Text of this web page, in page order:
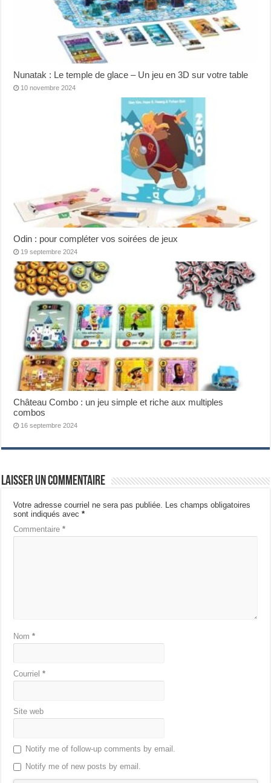
Nunatak : Le temple de glace – Un jeu en 3D sur votre table
10 novembre 2024
Odin : pour compléter vos soirées de jeux
19 septembre 2024
Château Combo : un jeu simple et riche aux multiples
combos
16 septembre 2024
Laisser un commentaire
Votre adresse courriel ne sera pas publiée. Les champs obligatoires
sont indiqués avec*
Commentaire*
Nom*
Courriel*
Site web
Notify me of follow-up comments by email.
Notify me of new posts by email.